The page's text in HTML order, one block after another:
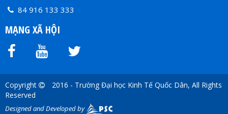
84 916 133 333
MẠNG XÃ HỘI
Copyright
2016 - Trường Đại học Kinh Tế Quốc Dân, All Rights
Reserved
Designed and Developed by